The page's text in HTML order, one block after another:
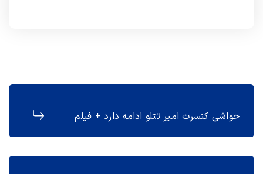
حواشی کنسرت امیر تتلو ادامه دارد + فیلم